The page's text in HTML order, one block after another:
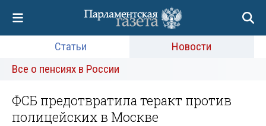
Статьи
Новости
Все о пенсиях в России
ФСБ предотвратила теракт против
полицейских в Москве